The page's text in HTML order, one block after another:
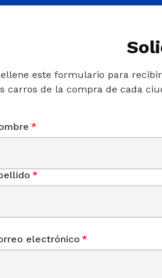
este formulario para
carros de la compra de cada
*
*
electrónico *